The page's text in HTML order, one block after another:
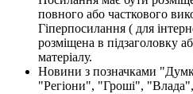
повного або часткового
Гіперпосилання ( для
розміщена в підзаголовку
матеріалу.
Новини з позначками
"Регіони", "Гроші",